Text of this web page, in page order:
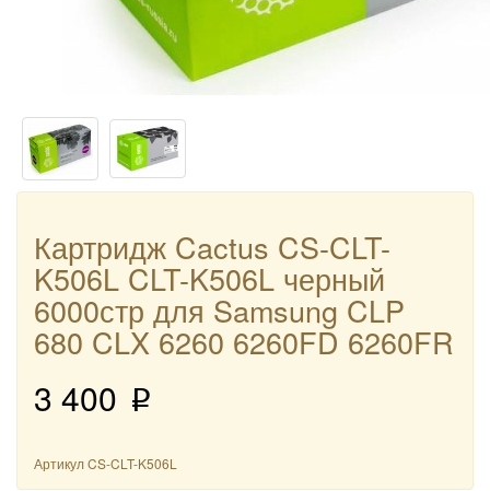
Картридж Cactus CS-CLT-
K506L CLT-K506L черный
6000стр для Samsung CLP
680 CLX 6260 6260FD 6260FR
3 400 p
АртикулCS-CLT-K506L